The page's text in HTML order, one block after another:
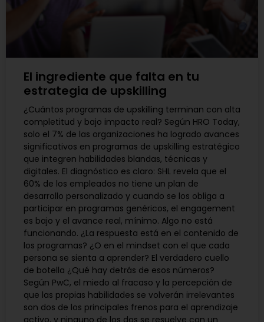
El ingrediente que falta en tu
estrategia de upskilling
¿Cuántos programas de upskilling terminan con alta
completitud y bajo impacto real? Según HRO Today,
solo el 7% de las organizaciones ha logrado avances
significativos en programas de upskilling estratégico
que integren habilidades blandas, técnicas y
digitales. El diagnóstico es claro: SHL revela que el
60% de los empleados no tiene un plan de
desarrollo personalizado y cuando se los obliga a
participar en programas genéricos, el engagement
es bajo y el avance real, mínimo. Algo no está
funcionando. ¿La respuesta está en el contenido de
los programas? ¿O en el mindset con el que cada
persona se sienta a aprender? El verdadero cuello
de botella ¿Qué hay detrás de esos números?
Según PwC, el miedo al fracaso y la percepción de
que las propias habilidades se volverán irrelevantes
son dos de los principales frenos para el aprendizaje
activo, y ninguno de los dos se resuelve con un